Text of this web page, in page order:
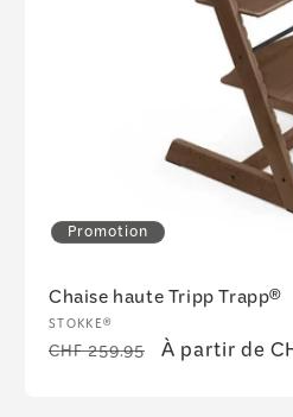
Promotion
Chaise haute Tripp Trapp®
Fournisseur :
STOKKE®
Prix
CHF 259.95 Prix
À partir de